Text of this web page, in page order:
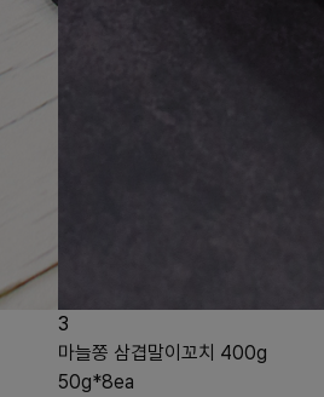
3
마늘쫑 삼겹말이꼬치 400g
50g*8ea